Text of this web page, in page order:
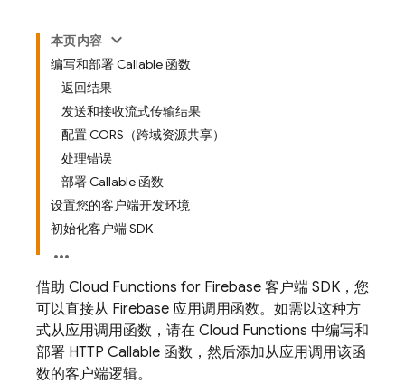
本页内容
编写和部署 Callable 函数
返回结果
发送和接收流式传输结果
配置 CORS（跨域资源共享）
处理错误
部署 Callable 函数
设置您的客户端开发环境
初始化客户端 SDK
借助 Cloud Functions for Firebase 客户端 SDK，您
可以直接从 Firebase 应用调用函数。如需以这种方
式从应用调用函数，请在 Cloud Functions 中编写和
部署 HTTP Callable 函数，然后添加从应用调用该函
数的客户端逻辑。